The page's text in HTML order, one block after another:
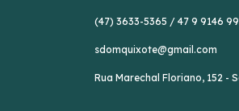
(47) 3633-5365 / 47 9 9146
sdomquixote@gmail.com
Rua Marechal Floriano, 152 -